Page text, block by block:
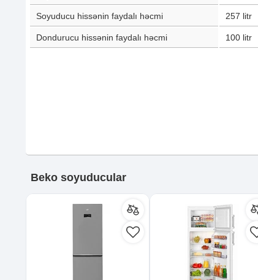
Soyuducu hissənin faydalı həcmi 257 litr
Dondurucu hissənin faydalı həcmi 100 litr
Beko soyuducular